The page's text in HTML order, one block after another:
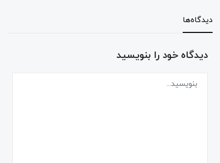
دیدگاه‌ها
دیدگاه خود را بنویسید